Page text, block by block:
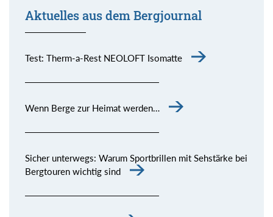
Aktuelles aus dem Bergjournal
Test: Therm-a-Rest NEOLOFT Isomatte
Wenn Berge zur Heimat werden…
Sicher unterwegs: Warum Sportbrillen mit Sehstärke bei
Bergtouren wichtig sind